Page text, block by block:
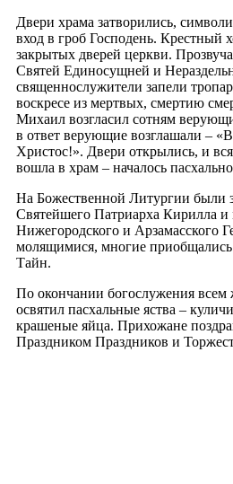
Двери храма затворились,
вход в гроб Господень. Крестный
закрытых дверей церкви.
Святей Единосущней и
священнослужители запели
воскресе из мертвых, смертию
Михаил возгласил сотням
в ответ верующие возглашали –
Христос!». Двери открылись, и
вошла в храм – началось
На Божественной Литургии были
Святейшего Патриарха Кирилла и
Нижегородского и Арзамасского
молящимися, многие
Тайн.
По окончании богослужения
освятил пасхальные яства –
крашеные яйца. Прихожане
Праздником Праздников и